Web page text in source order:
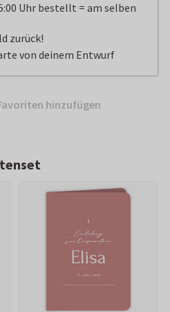
Uhr bestellt = am selben
zurück!
von deinem Entwurf
hinzufügen